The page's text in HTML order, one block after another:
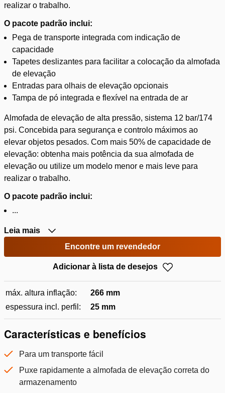
realizar o trabalho.
O pacote padrão inclui:
Pega de transporte integrada com indicação de
capacidade
Tapetes deslizantes para facilitar a colocação da almofada
de elevação
Entradas para olhais de elevação opcionais
Tampa de pó integrada e flexível na entrada de ar
Almofada de elevação de alta pressão, sistema 12 bar/174
psi. Concebida para segurança e controlo máximos ao
elevar objetos pesados. Com mais 50% de capacidade de
elevação: obtenha mais potência da sua almofada de
elevação ou utilize um modelo menor e mais leve para
realizar o trabalho.
O pacote padrão inclui:
...
Leia mais
Encontre um revendedor
Adicionar à lista de desejos
máx. altura inflação:
266 mm
espessura incl. perfil:
25 mm
Características e benefícios
Para um transporte fácil
Puxe rapidamente a almofada de elevação correta do
armazenamento